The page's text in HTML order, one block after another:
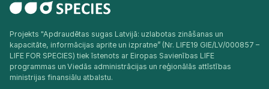
Projekts "Apdraudētas sugas Latvijā: uzlabotas zināšanas un
kapacitāte, informācijas aprite un izpratne” (Nr. LIFE19 GIE/LV/000857 –
LIFE FOR SPECIES) tiek īstenots ar Eiropas Savienības LIFE
programmas un Viedās administrācijas un reģionālās attīstības
ministrijas finansiālu atbalstu.​